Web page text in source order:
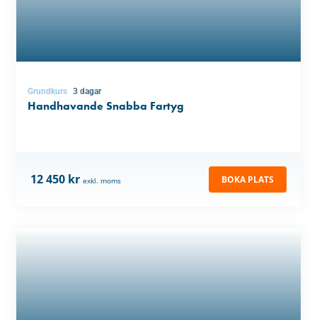
Grundkurs 3 dagar
Handhavande Snabba Fartyg
12 450 kr exkl. moms BOKA PLATS